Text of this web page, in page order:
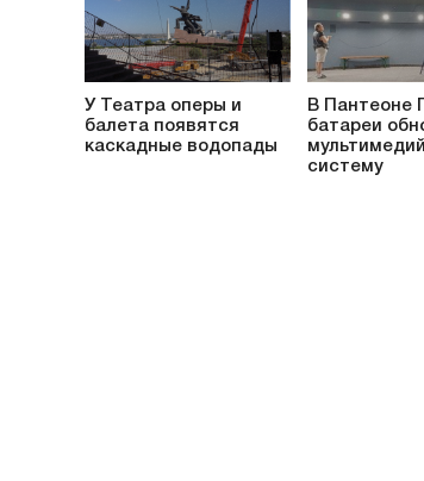
У Театра оперы и
балета появятся
каскадные водопады
В Пантеоне
батареи
систему